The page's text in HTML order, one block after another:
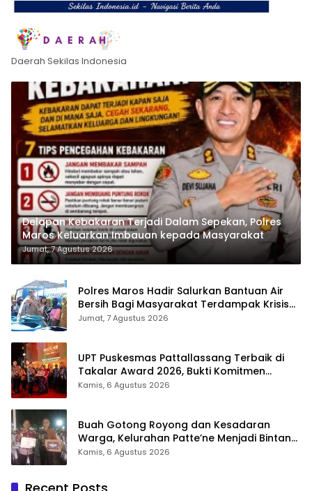
Daerah Sekilas Indonesia
Delapan Kebakaran Terjadi Dalam Sepekan, Polres
Maros Keluarkan Imbauan kepada Masyarakat
Jumat, 7 Agustus 2026
Polres Maros Hadir Salurkan Bantuan Air
Bersih Bagi Masyarakat Terdampak Krisis
Air Bersih Di Maros
Jumat, 7 Agustus 2026
UPT Puskesmas Pattallassang Terbaik di
Takalar Award 2026, Bukti Komitmen
Hadirkan Pelayanan Kesehatan Berkualitas
Kamis, 6 Agustus 2026
Buah Gotong Royong dan Kesadaran
Warga, Kelurahan Patte’ne Menjadi Bintang
Takalar Award 2026
Kamis, 6 Agustus 2026